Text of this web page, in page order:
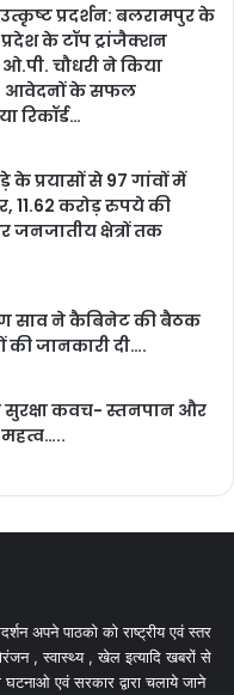
प्रदर्शन: बलरामपुर के
के टॉप ट्रांजैक्शन
ओ.पी. चौधरी ने किया
आवेदनों के सफल
रिकॉर्ड…
के प्रयासों से 97 गांवों में
11.62 करोड़ रुपये की
क्षेत्रों तक
साव ने कैबिनेट की बैठक
की जानकारी दी….
कवच- स्तनपान और
अपने पाठको को राष्ट्रीय एवं स्तर
, स्वास्थ्य , खेल इत्यादि खबरों से
एवं सरकार द्वारा चलाये जाने